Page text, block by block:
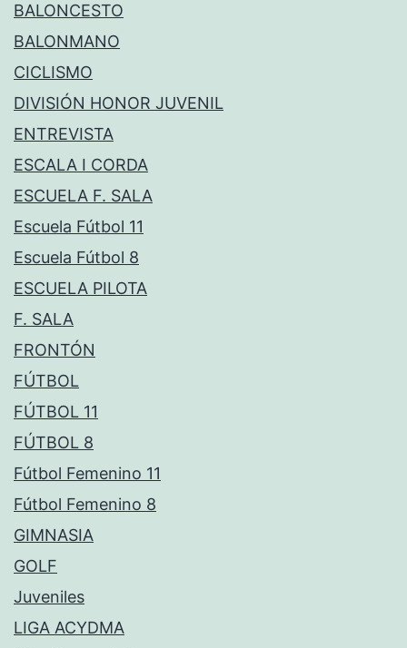
BALONCESTO
BALONMANO
CICLISMO
DIVISIÓN HONOR JUVENIL
ENTREVISTA
ESCALA I CORDA
ESCUELA F. SALA
Escuela Fútbol 11
Escuela Fútbol 8
ESCUELA PILOTA
F. SALA
FRONTÓN
FÚTBOL
FÚTBOL 11
FÚTBOL 8
Fútbol Femenino 11
Fútbol Femenino 8
GIMNASIA
GOLF
Juveniles
LIGA ACYDMA